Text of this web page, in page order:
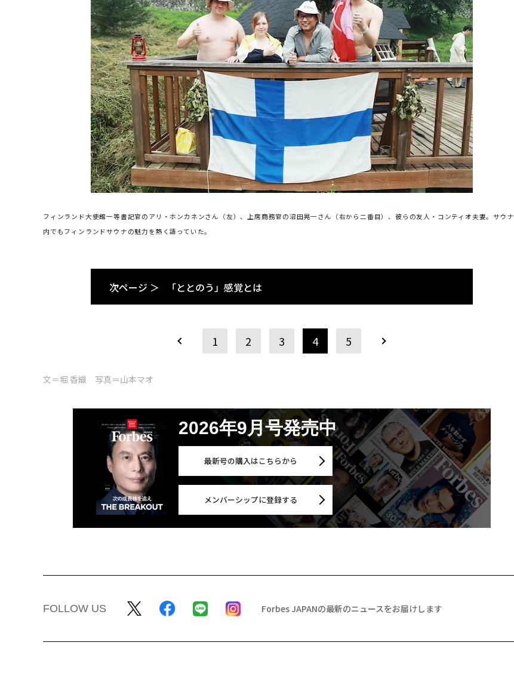
フィンランド大使館一等書記官のアリ・ホンカネンさん（左）、上席商務官の沼田晃一さん（右から二番目）、彼らの友人・コンティオ夫妻。サウナ
内でもフィンランドサウナの魅力を熱く語っていた。
次ページ ＞ 「ととのう」感覚とは
1 2 3 4 5
文＝堀 香織 写真＝山本マオ
2026年9月号発売中
最新号の購入はこちらから
メンバーシップに登録する
FOLLOW US Forbes JAPANの最新のニュースをお届けします